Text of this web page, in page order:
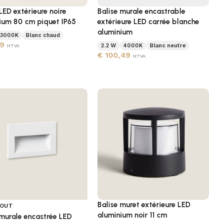
extérieure noire
80 cm piquet IP65
3000K Blanc chaud
HTVA
Balise murale encastrable
extérieure LED carrée blanche
aluminium
2.2 W 4000K Blanc neutre
€ 100,49 HTVA
encastrée LED
Balise muret extérieure LED
aluminium noir 11 cm